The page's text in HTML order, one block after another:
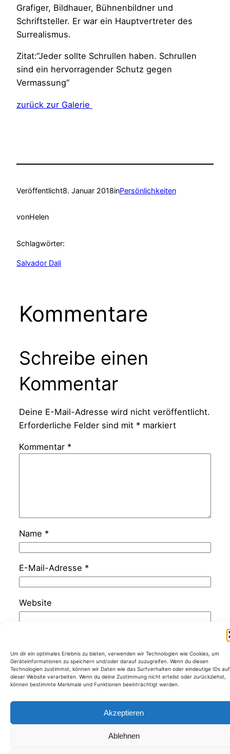
Um dir ein optimales Erlebnis zu bieten, verwenden wir Technologien wie Cookies, um
Geräteinformationen zu speichern und/oder darauf zuzugreifen. Wenn du diesen
Technologien zustimmst, können wir Daten wie das Surfverhalten oder eindeutige IDs auf
dieser Website verarbeiten. Wenn du deine Zustimmung nicht erteilst oder zurückziehst,
können bestimmte Merkmale und Funktionen beeinträchtigt werden.
Akzeptieren
Ablehnen
Grafiger, Bildhauer, Bühnenbildner und
Schriftsteller. Er war ein Hauptvertreter des
Surrealismus.
Zitat:“Jeder sollte Schrullen haben. Schrullen
sind ein hervorragender Schutz gegen
Vermassung“
zurück zur Galerie
Veröffentlicht8. Januar 2018inPersönlichkeiten
vonHelen
Schlagwörter:
Salvador Dali
Kommentare
Schreibe einen
Kommentar
Deine E-Mail-Adresse wird nicht veröffentlicht.
Erforderliche Felder sind mit *markiert
Kommentar *
Name *
E-Mail-Adresse *
Website
Kategorien